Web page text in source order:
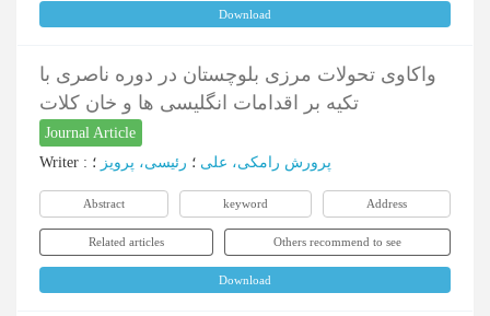
Download
واکاوی تحولات مرزی بلوچستان در دوره ناصری با
تکیه بر اقدامات انگلیسی ها و خان کلات
Journal Article
Writer : پرورش رامکی، علی ؛ رئیسی، پرویز ؛
Abstract keyword Address
Related articles Others recommend to see
Download